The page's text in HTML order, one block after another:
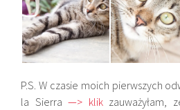
P.S. W czasie moich pierwszych
la Sierra—> klik